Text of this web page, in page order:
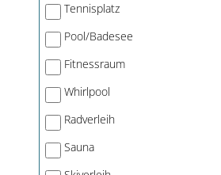
Tennisplatz
Pool/Badesee
Fitnessraum
Whirlpool
Radverleih
Sauna